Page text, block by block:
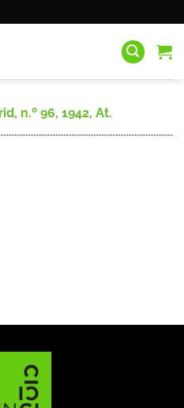
n.º 96, 1942, At.